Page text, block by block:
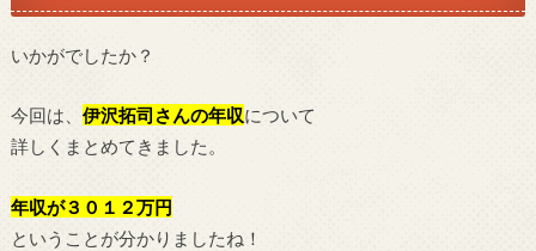
いかがでしたか？
今回は、 伊沢拓司さんの年収について
詳しくまとめてきました。
年収が３０１２万円
ということが分かりましたね！